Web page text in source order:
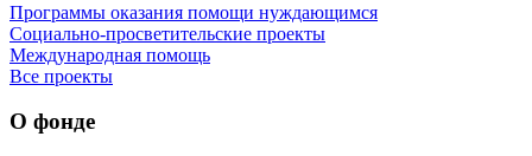
Программы оказания помощи нуждающимся
Социально-просветительские проекты
Международная помощь
Все проекты
О фонде